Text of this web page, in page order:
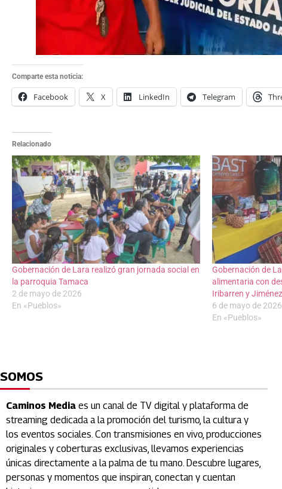
Comparte esta noticia:
Facebook X LinkedIn Telegram
Relacionado
Gobernación de Lara realizó gran jornada social en
la parroquia Tamaca
2 de mayo de 2026
En «Pueblos»
Gobernación de
alimentaria con
Iribarren y Jiménez
6 de mayo de 2026
En «Pueblos»
SOMOS
Caminos Media es un canal de TV digital y plataforma de
streaming dedicada a la promoción del turismo, la cultura y
los eventos sociales. Con transmisiones en vivo, producciones
originales y coberturas exclusivas, llevamos experiencias
únicas directamente a la palma de tu mano. Descubre lugares,
personas y momentos que inspiran, conectan y cuentan